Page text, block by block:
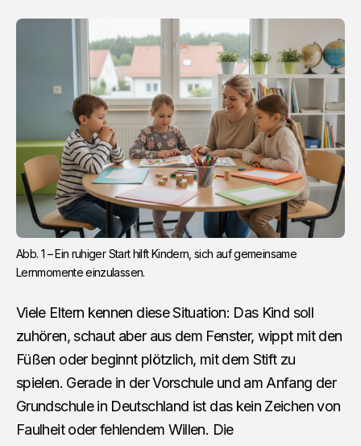
Abb. 1 – Ein ruhiger Start hilft Kindern, sich auf gemeinsame
Lernmomente einzulassen.
Viele Eltern kennen diese Situation: Das Kind soll
zuhören, schaut aber aus dem Fenster, wippt mit den
Füßen oder beginnt plötzlich, mit dem Stift zu
spielen. Gerade in der Vorschule und am Anfang der
Grundschule in Deutschland ist das kein Zeichen von
Faulheit oder fehlendem Willen. Die